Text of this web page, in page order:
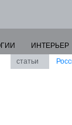
ИНТЕРЬЕР
статьи